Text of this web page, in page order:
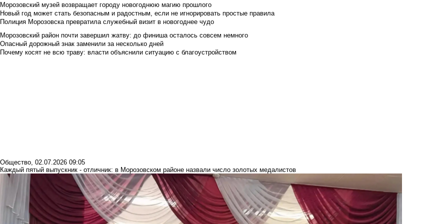
Морозовский музей возвращает городу новогоднюю магию прошлого
Новый год может стать безопасным и радостным, если не игнорировать простые правила
Полиция Морозовска превратила служебный визит в новогоднее чудо
Морозовский район почти завершил жатву: до финиша осталось совсем немного
Опасный дорожный знак заменили за несколько дней
Почему косят не всю траву: власти объяснили ситуацию с благоустройством
Общество, 02.07.2026 09:05
Каждый пятый выпускник - отличник: в Морозовском районе назвали число золотых медалистов